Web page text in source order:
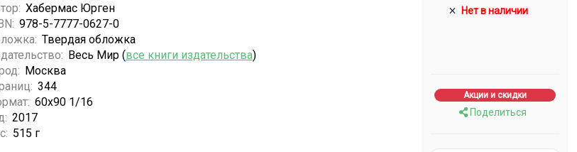
Нет в наличии
Акции и скидки
Поделиться
Хабермас Юрген
978-5-7777-0627-0
Твердая обложка
Весь Мир (все книги издательства)
Москва
344
60х90 1/16
2017
515 г